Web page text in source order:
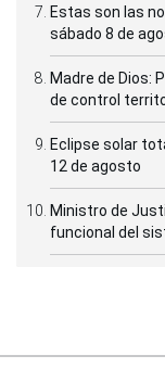
Estas son las
sábado 8 de
Madre de Dios:
de control
Eclipse solar
12 de agosto
Ministro de
funcional del